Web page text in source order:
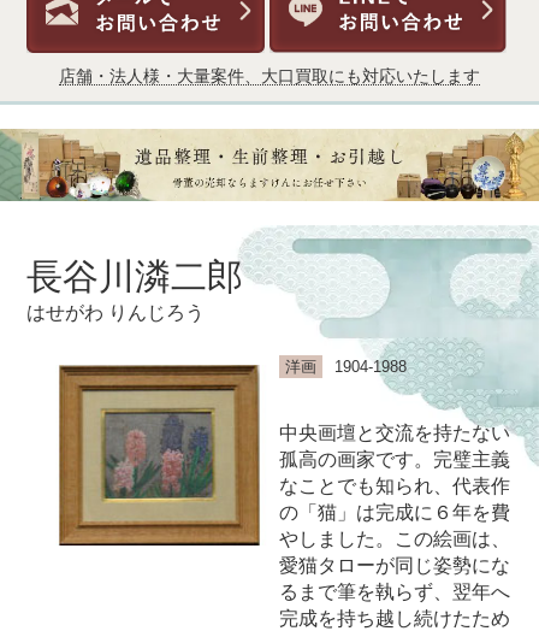
店舗・法人様・大量案件、大口買取にも対応いたします
長谷川潾二郎
はせがわ りんじろう
洋画 1904-1988
中央画壇と交流を持たない
孤高の画家です。完璧主義
なことでも知られ、代表作
の「猫」は完成に６年を費
やしました。この絵画は、
愛猫タローが同じ姿勢にな
るまで筆を執らず、翌年へ
完成を持ち越し続けたため